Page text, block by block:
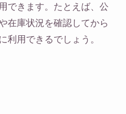
できます。たとえば、公
在庫状況を確認してから
利用できるでしょう。